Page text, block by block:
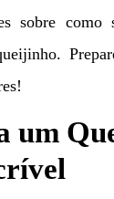
sobre como
um